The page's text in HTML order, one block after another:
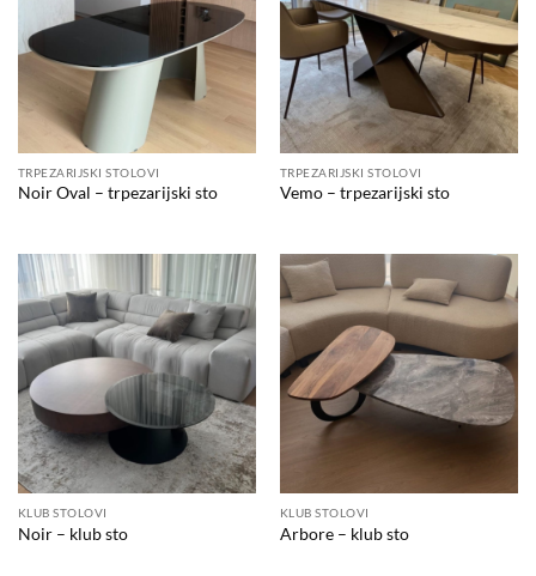
TRPEZARIJSKI STOLOVI
Noir Oval – trpezarijski sto
TRPEZARIJSKI STOLOVI
Vemo – trpezarijski sto
KLUB STOLOVI
Noir – klub sto
KLUB STOLOVI
Arbore – klub sto